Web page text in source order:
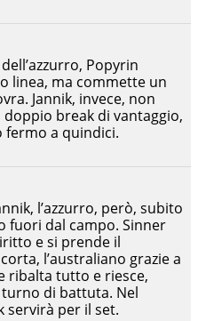
l’azzurro, però, subito
fuori dal campo. Sinner
e si prende il
l’australiano grazie a
ribalta tutto e riesce,
di battuta. Nel
servirà per il set.
Popyrin
linea, ma commette un
Jannik, invece, non
break di vantaggio,
fermo a quindici.